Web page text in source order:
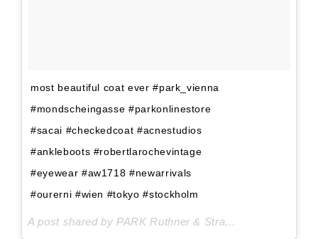
most beautiful coat ever #park_vienna
#mondscheingasse #parkonlinestore
#sacai #checkedcoat #acnestudios
#ankleboots #robertlarochevintage
#eyewear #aw1718 #newarrivals
#ourerni #wien #tokyo #stockholm
A post shared by PARK Ruthner & Strasser GmbH (@park_wien) on